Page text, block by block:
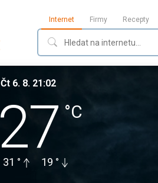
Internet Firmy Recepty
Čt 6. 8. 21:02
27 °C
31 ° 19 °